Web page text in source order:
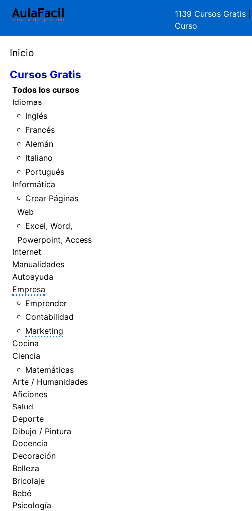
1139 Cursos Gratis
Curso
Inicio
Cursos Gratis
Todos los cursos
Idiomas
Inglés
Francés
Alemán
Italiano
Portugués
Informática
Crear Páginas
Web
Excel, Word,
Powerpoint, Access
Internet
Manualidades
Autoayuda
Empresa
Emprender
Contabilidad
Marketing
Cocina
Ciencia
Matemáticas
Arte / Humanidades
Aficiones
Salud
Deporte
Dibujo / Pintura
Docencia
Decoración
Belleza
Bricolaje
Bebé
Psicología